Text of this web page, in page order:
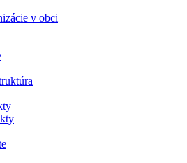
v obci